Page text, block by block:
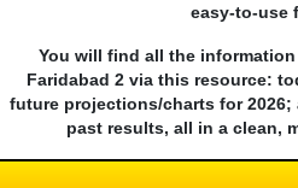
easy-to-use
You will find all the
Faridabad 2 via this resource:
future projections/charts for
past results, all in a clean,